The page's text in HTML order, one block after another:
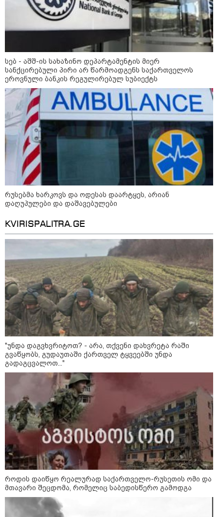
აშშ-მა საქართველოში
დაფუძნებული კრიპტოკომპანია
18:35 / 08-08-2026
"ბულგარეთის საჰაერო
სივრცეში დრონი აფეთქდა" -
ბულგარეთის პრემიერ-მინისტრი
კატეგორიის ყველა სიახლე
არასრულწლოვანი დააკავა -
კიდევ 2 პირის დაკავების მიზნით
კი შესაბამისი ღონისძიებები
ტარდება
სებ - აშშ-ის სახაზინო
დეპარტამენტის მიერ
სანქცირებული პირი არ
წარმოადგენს საქართველოს
ეროვნული ბანკის რეგულირებულ
სუბიექტს
რუსებმა ხარკოვს და ოდესას
დაარტყეს, არიან დაღუპულები და
გარემოს ეროვნული სააგენტოს
ინფორმაციით, 9-11 აგვისტოს
საქართველოში მოსალოდნელია
დროგამოშვებით წვიმა
მოზაიკა
სებ - აშშ-ის სახაზინო დეპარტამენტის მიერ
სანქცირებული პირი არ წარმოადგენს საქართველოს
ეროვნული ბანკის რეგულირებულ სუბიექტს
რუსებმა ხარკოვს და ოდესას დაარტყეს, არიან
დაღუპულები და დაშავებულები
KVIRISPALITRA.GE
"უნდა დაგვხვრიტოთ? - არა, თქვენი დახვრეტა რაში
გვაწყობს, გუდაუთაში ქართველ ტყვეებში უნდა
გადაგცვალოთ..."
როდის დაიწყო რეალურად საქართველო-რუსეთის ომი და
მთავარი შეცდომა, რომელიც საბედისწერო გამოდგა